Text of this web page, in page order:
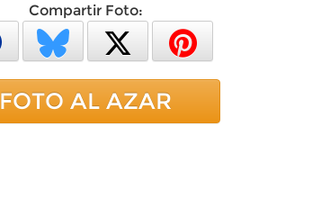
Compartir Foto:
FOTO AL AZAR